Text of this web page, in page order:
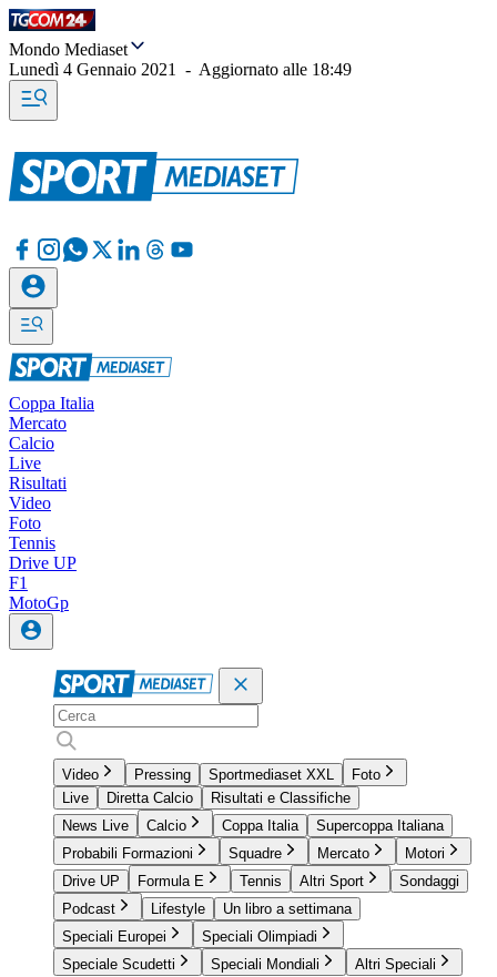
Mondo Mediaset
Lunedì 4 Gennaio 2021
- Aggiornato alle 18:49
Coppa Italia
Mercato
Calcio
Live
Risultati
Video
Foto
Tennis
Drive UP
F1
MotoGp
Video Pressing Sportmediaset XXL
Foto
Live
Diretta Calcio
Risultati e Classifiche
News Live
Calcio Coppa Italia
Supercoppa Italiana
Probabili Formazioni
Squadre Mercato
Motori
Drive UP
Formula E Tennis Altri Sport
Sondaggi
Podcast
Lifestyle
Un libro a settimana
Speciali Europei
Speciali Olimpiadi
Speciale Scudetti
Speciali Mondiali Altri Speciali